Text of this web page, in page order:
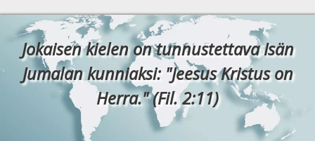
Jokaisen kielen on tunnustettava Isän
Jumalan kunniaksi: "Jeesus Kristus on
Herra." (Fil. 2:11)